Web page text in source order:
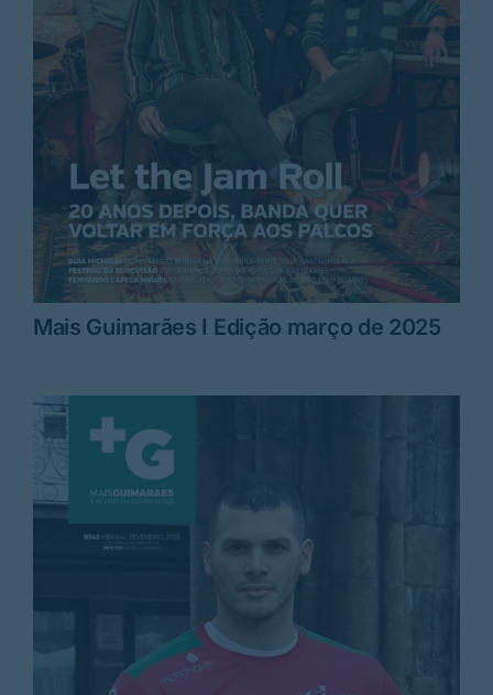
Mais Guimarães I Edição março de 2025